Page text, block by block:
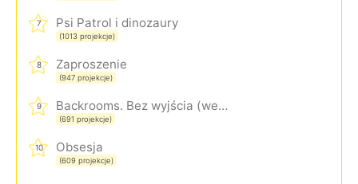
7 Psi Patrol i dinozaury
(1013 projekcje)
8 Zaproszenie
(947 projekcje)
9 Backrooms. Bez wyjścia (wersja rozszerzona)
(691 projekcje)
10 Obsesja
(609 projekcje)